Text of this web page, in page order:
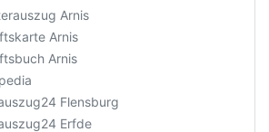
Arnis
Arnis
Arnis
Flensburg
Erfde